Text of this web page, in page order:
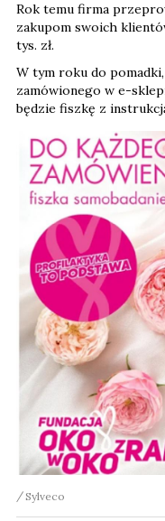
Rok temu firma
zakupom swoich
tys. zł.
W tym roku do
zamówionego w e-
będzie fiszkę z
Sylveco